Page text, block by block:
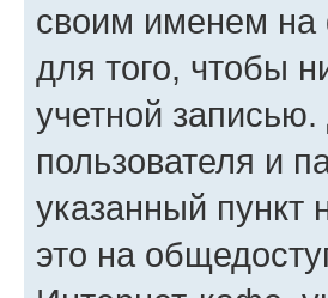
своим именем на
для того, чтобы
учетной
пользователя и
указанный пункт
это на